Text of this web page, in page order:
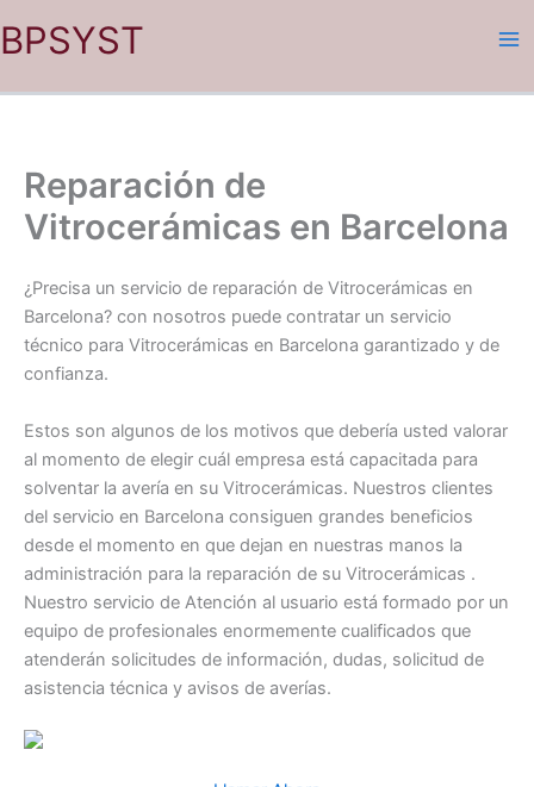
al
BPSYST
Reparación de
Vitrocerámicas en Barcelona
¿Precisa un servicio de reparación de Vitrocerámicas en
Barcelona? con nosotros puede contratar un servicio
técnico para Vitrocerámicas en Barcelona garantizado y de
confianza.
Estos son algunos de los motivos que debería usted valorar
al momento de elegir cuál empresa está capacitada para
solventar la avería en su Vitrocerámicas. Nuestros clientes
del servicio en Barcelona consiguen grandes beneficios
desde el momento en que dejan en nuestras manos la
administración para la reparación de su Vitrocerámicas .
Nuestro servicio de Atención al usuario está formado por un
equipo de profesionales enormemente cualificados que
atenderán solicitudes de información, dudas, solicitud de
asistencia técnica y avisos de averías.